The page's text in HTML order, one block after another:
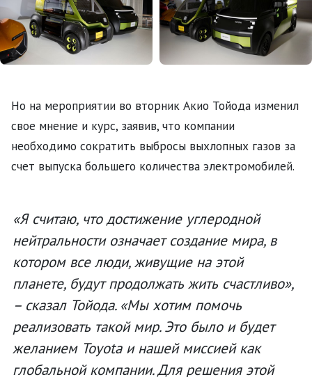
Но на мероприятии во вторник Акио Тойода изменил
свое мнение и курс, заявив, что компании
необходимо сократить выбросы выхлопных газов за
счет выпуска большего количества электромобилей.
«Я считаю, что достижение углеродной
нейтральности означает создание мира, в
котором все люди, живущие на этой
планете, будут продолжать жить счастливо»,
– сказал Тойода. «Мы хотим помочь
реализовать такой мир. Это было и будет
желанием Toyota и нашей миссией как
глобальной компании. Для решения этой